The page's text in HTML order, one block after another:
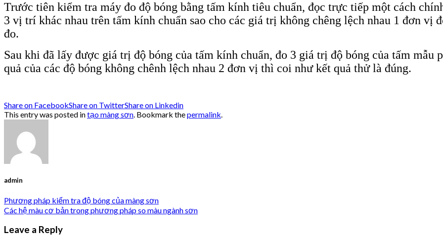
Trước tiên kiểm tra máy đo độ bóng bằng tấm kính tiêu chuẩn, đọc trực tiếp một cách
3 vị trí khác nhau trên tấm kính chuẩn sao cho các giá trị không chêng lệch nhau 1 đơn vị
đo.
Sau khi đã lấy được giá trị độ bóng của tấm kính chuẩn, đo 3 giá trị độ bóng của tấm
quả của các độ bóng không chênh lệch nhau 2 đơn vị thì coi như kết quả thử là đúng.
Share on FacebookShare on TwitterShare on Linkedin
This entry was posted intạo màng sơn. Bookmark thepermalink.
admin
Phương pháp kiểm tra độ bóng của màng sơn
Các hệ màu cơ bản trong phương pháp so màu ngành sơn
Leave a Reply